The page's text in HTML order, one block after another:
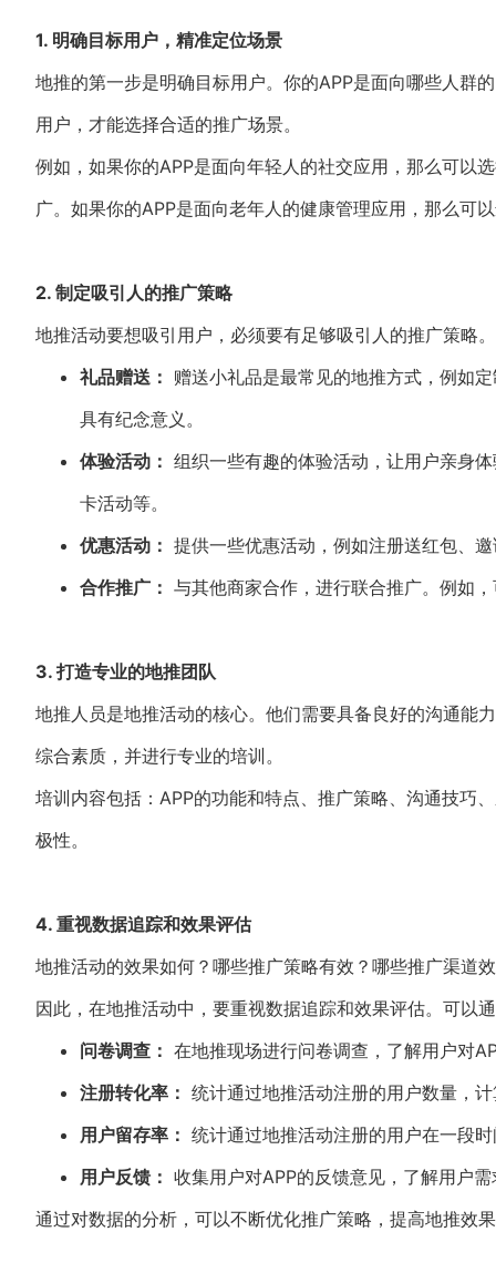
1. 明确目标用户，精准定位场景
地推的第一步是明确目标用户。你的APP是面向哪些人群
用户，才能选择合适的推广场景。
例如，如果你的APP是面向年轻人的社交应用，那么可以
广。如果你的APP是面向老年人的健康管理应用，那么可
2. 制定吸引人的推广策略
地推活动要想吸引用户，必须要有足够吸引人的推广策略
礼品赠送： 赠送小礼品是最常见的地推方式，例如
具有纪念意义。
体验活动： 组织一些有趣的体验活动，让用户亲身
卡活动等。
优惠活动： 提供一些优惠活动，例如注册送红包、
合作推广： 与其他商家合作，进行联合推广。例如
3. 打造专业的地推团队
地推人员是地推活动的核心。他们需要具备良好的沟通能
综合素质，并进行专业的培训。
培训内容包括：APP的功能和特点、推广策略、沟通技巧
极性。
4. 重视数据追踪和效果评估
地推活动的效果如何？哪些推广策略有效？哪些推广渠道
因此，在地推活动中，要重视数据追踪和效果评估。可以
问卷调查： 在地推现场进行问卷调查，了解用户对
注册转化率： 统计通过地推活动注册的用户数量，
用户留存率： 统计通过地推活动注册的用户在一段
用户反馈： 收集用户对APP的反馈意见，了解用户
通过对数据的分析，可以不断优化推广策略，提高地推效